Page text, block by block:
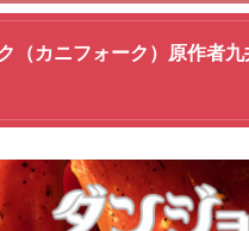
（カニフォーク）原作者